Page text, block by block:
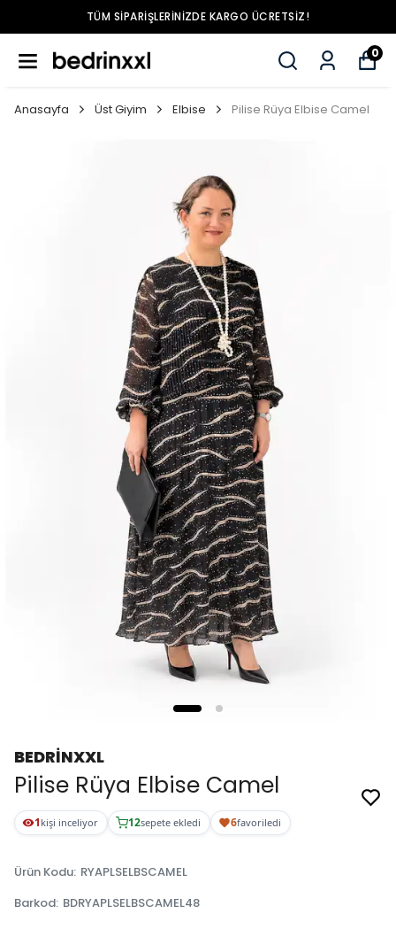
TÜM SIPARIŞLERINIZDE KARGO ÜCRETSIZ!
0
Anasayfa Üst Giyim Elbise Pilise Rüya Elbise Camel
BEDRİNXXL
Pilise Rüya Elbise Camel
1 kişi inceliyor 12sepete ekledi 6favoriledi
Ürün Kodu: RYAPLSELBSCAMEL
Barkod: BDRYAPLSELBSCAMEL48